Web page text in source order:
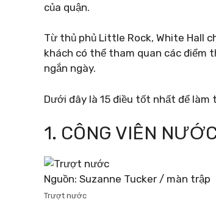
của quận.
Từ thủ phủ Little Rock, White Hall
khách có thể tham quan các điểm
ngắn ngày.
Dưới đây là 15 điều tốt nhất để làm
1. CÔNG VIÊN
Nguồn: Suzanne Tucker / màn trập
Trượt nước